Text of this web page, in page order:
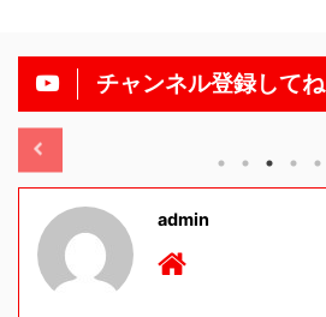
チャンネル登録してね
11/13
admin